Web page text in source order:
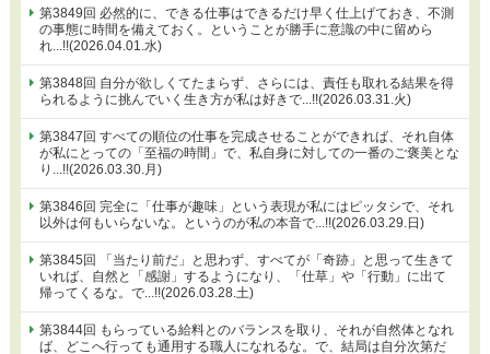
第3849回 必然的に、できる仕事はできるだけ早く仕上げておき、不測
の事態に時間を備えておく。ということが勝手に意識の中に留めら
れ...!!(2026.04.01.水)
第3848回 自分が欲しくてたまらず、さらには、責任も取れる結果を得
られるように挑んでいく生き方が私は好きで...!!(2026.03.31.火)
第3847回 すべての順位の仕事を完成させることができれば、それ自体
が私にとっての「至福の時間」で、私自身に対しての一番のご褒美とな
り...!!(2026.03.30.月)
第3846回 完全に「仕事が趣味」という表現が私にはピッタシで、それ
以外は何もいらないな。というのが私の本音で...!!(2026.03.29.日)
第3845回 「当たり前だ」と思わず、すべてが「奇跡」と思って生きて
いれば、自然と「感謝」するようになり、「仕草」や「行動」に出て
帰ってくるな。で...!!(2026.03.28.土)
第3844回 もらっている給料とのバランスを取り、それが自然体となれ
ば、どこへ行っても通用する職人になれるな。で、結局は自分次第だ